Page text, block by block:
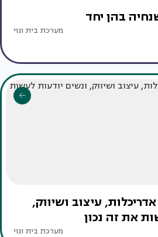
בהן יחד
מערכת בית ונוי
עיצוב ושיווק,
את זה נכון
מערכת בית ונוי